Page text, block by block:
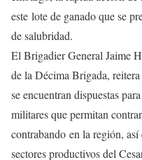
este lote de ganado que se
de salubridad.
El Brigadier General Jaime
de la Décima Brigada,
se encuentran dispuestas
militares que permitan
contrabando en la región,
sectores productivos del